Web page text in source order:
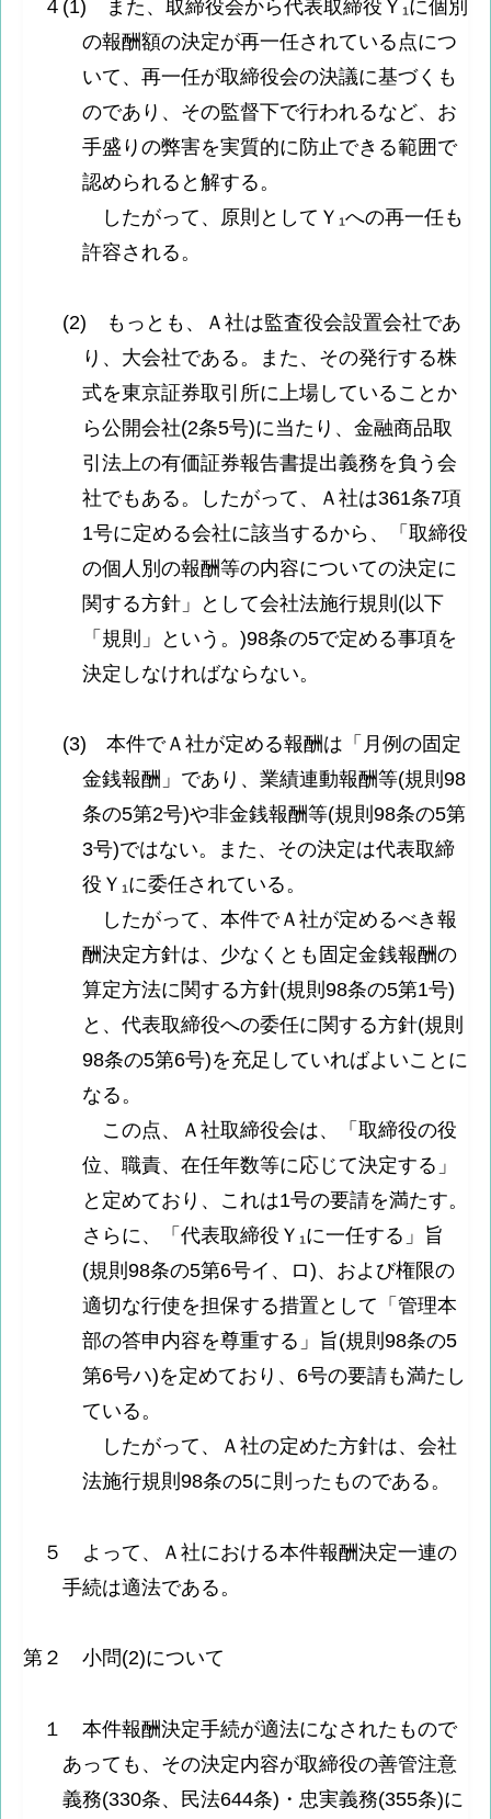
４(1) また、取締役会から代表取締役Ｙ₁に個別
の報酬額の決定が再一任されている点につ
いて、再一任が取締役会の決議に基づくも
のであり、その監督下で行われるなど、お
手盛りの弊害を実質的に防止できる範囲で
認められると解する。
したがって、原則としてＹ₁への再一任も
許容される。
(2) もっとも、Ａ社は監査役会設置会社であ
り、大会社である。また、その発行する株
式を東京証券取引所に上場していることか
ら公開会社(2条5号)に当たり、金融商品取
引法上の有価証券報告書提出義務を負う会
社でもある。したがって、Ａ社は361条7項
1号に定める会社に該当するから、「取締役
の個人別の報酬等の内容についての決定に
関する方針」として会社法施行規則(以下
「規則」という。)98条の5で定める事項を
決定しなければならない。
(3) 本件でＡ社が定める報酬は「月例の固定
金銭報酬」であり、業績連動報酬等(規則98
条の5第2号)や非金銭報酬等(規則98条の5第
3号)ではない。また、その決定は代表取締
役Ｙ₁に委任されている。
したがって、本件でＡ社が定めるべき報
酬決定方針は、少なくとも固定金銭報酬の
算定方法に関する方針(規則98条の5第1号)
と、代表取締役への委任に関する方針(規則
98条の5第6号)を充足していればよいことに
なる。
この点、Ａ社取締役会は、「取締役の役
位、職責、在任年数等に応じて決定する」
と定めており、これは1号の要請を満たす。
さらに、「代表取締役Ｙ₁に一任する」旨
(規則98条の5第6号イ、ロ)、および権限の
適切な行使を担保する措置として「管理本
部の答申内容を尊重する」旨(規則98条の5
第6号ハ)を定めており、6号の要請も満たし
ている。
したがって、Ａ社の定めた方針は、会社
法施行規則98条の5に則ったものである。
５ よって、Ａ社における本件報酬決定一連の
手続は適法である。
第２ 小問(2)について
１ 本件報酬決定手続が適法になされたもので
あっても、その決定内容が取締役の善管注意
義務(330条、民法644条)・忠実義務(355条)に